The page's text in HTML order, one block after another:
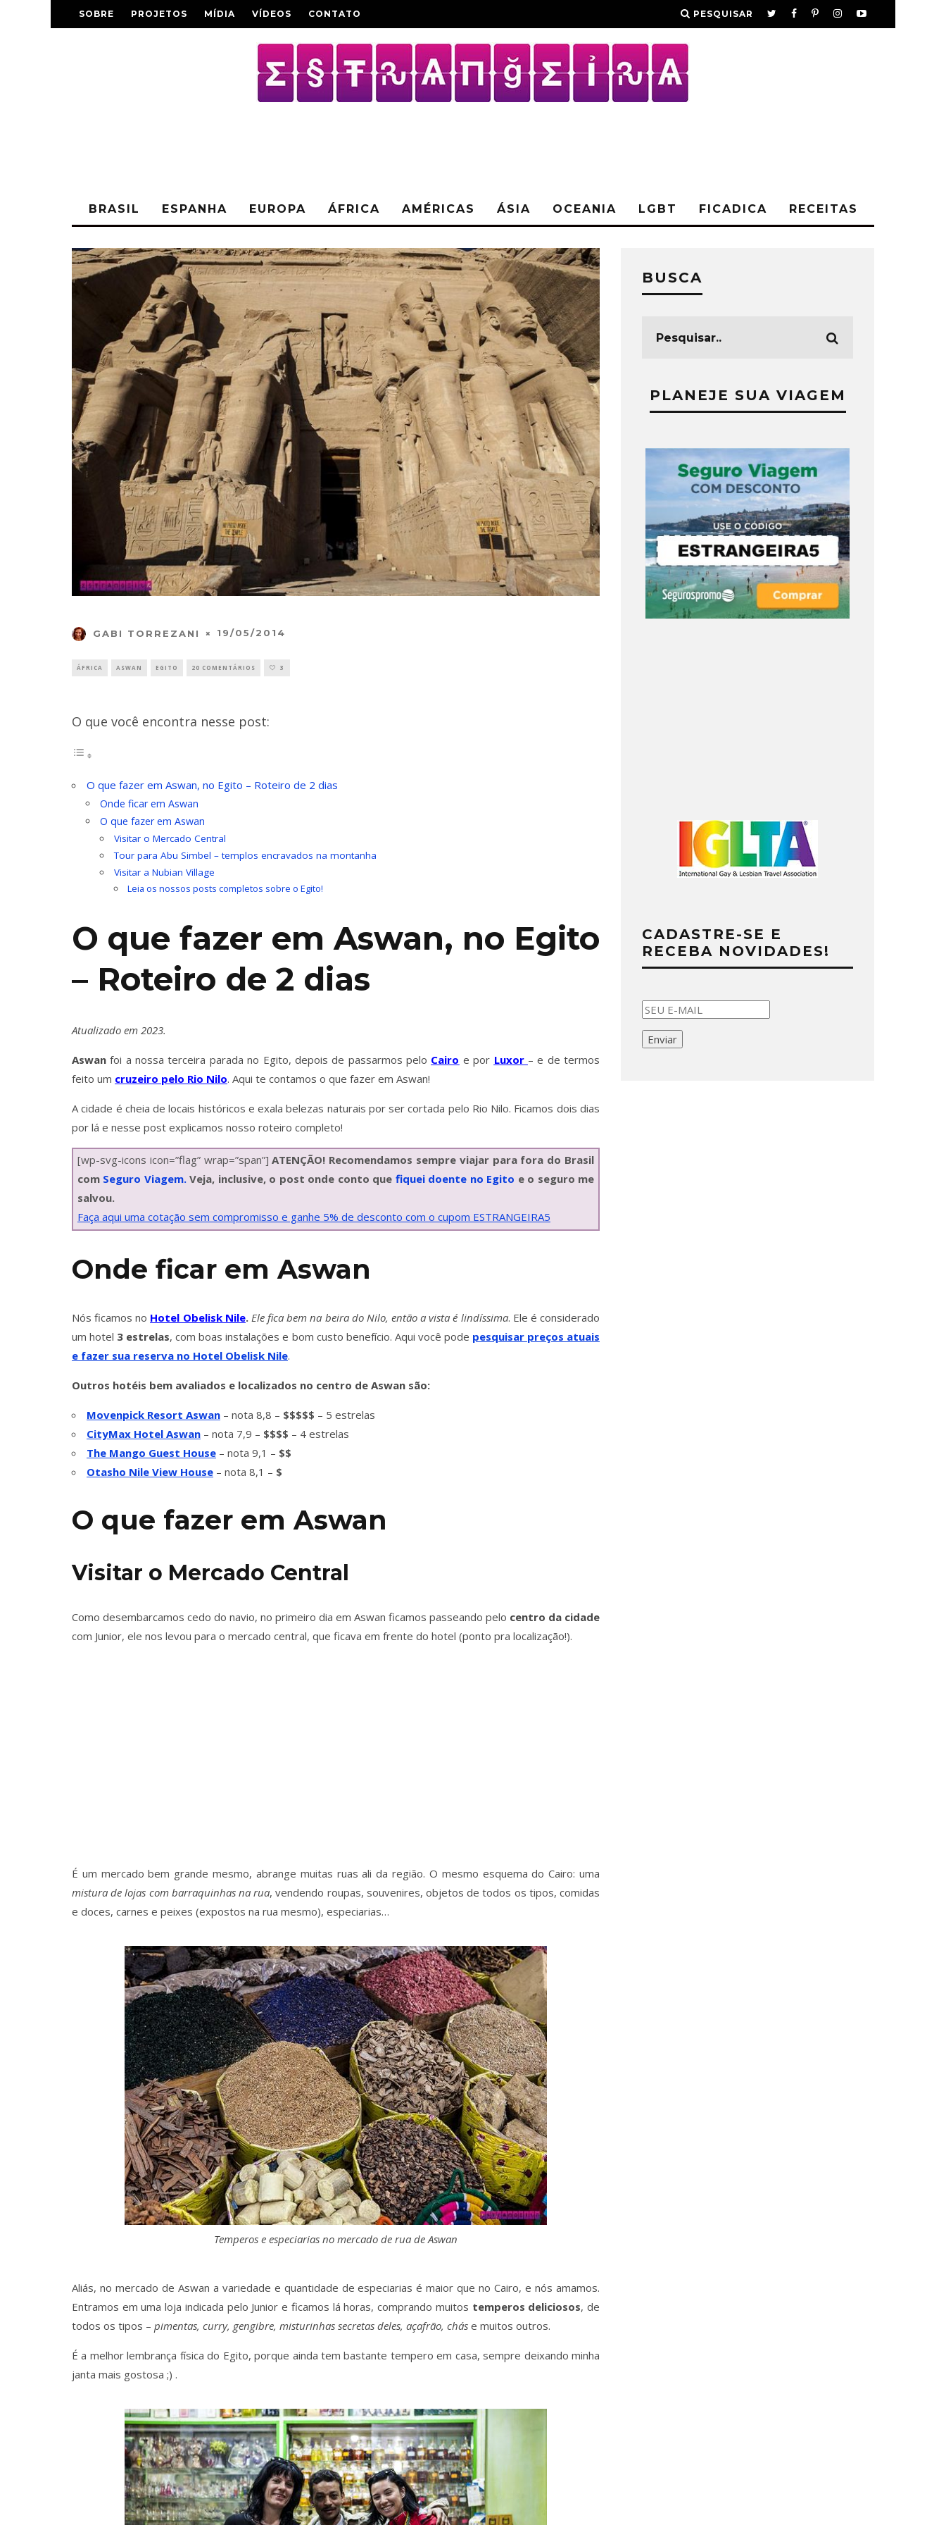
SOBRE PROJETOS MÍDIA VÍDEOS CONTATO PESQUISAR
BRASIL ESPANHA EUROPA ÁFRICA AMÉRICAS ÁSIA OCEANIA LGBT FICADICA RECEITAS
GABI TORREZANI 19/05/2014
ÁFRICA ASWAN EGITO 20 COMENTÁRIOS 3
O que você encontra nesse post:
O que fazer em Aswan, no Egito – Roteiro de 2 dias
Onde ficar em Aswan
O que fazer em Aswan
Visitar o Mercado Central
Tour para Abu Simbel – templos encravados na montanha
Visitar a Nubian Village
Leia os nossos posts completos sobre o Egito!
O que fazer em Aswan, no Egito
– Roteiro de 2 dias
Atualizado em 2023.
Aswan foi a nossa terceira parada no Egito, depois de passarmos pelo Cairo e por Luxor – e de termos
feito um cruzeiro pelo Rio Nilo. Aqui te contamos o que fazer em Aswan!
A cidade é cheia de locais históricos e exala belezas naturais por ser cortada pelo Rio Nilo. Ficamos dois dias
por lá e nesse post explicamos nosso roteiro completo!
[wp-svg-icons icon=”flag” wrap=”span”]ATENÇÃO! Recomendamos sempre viajar para fora do Brasil
com Seguro Viagem.Veja, inclusive, o post onde conto que fiquei doente no Egito e o seguro me
salvou.
Faça aqui uma cotação sem compromisso e ganhe 5% de desconto com o cupom ESTRANGEIRA5
Onde ficar em Aswan
Nós ficamos no Hotel Obelisk Nile. Ele fica bem na beira do Nilo, então a vista é lindíssima. Ele é considerado
um hotel 3 estrelas, com boas instalações e bom custo benefício. Aqui você pode pesquisar preços atuais
e fazer sua reserva no Hotel Obelisk Nile.
Outros hotéis bem avaliados e localizados no centro de Aswan são:
Movenpick Resort Aswan – nota 8,8 – $$$$$ – 5 estrelas
CityMax Hotel Aswan – nota 7,9 – $$$$ – 4 estrelas
The Mango Guest House – nota 9,1 – $$
Otasho Nile View House – nota 8,1 – $
O que fazer em Aswan
Visitar o Mercado Central
Como desembarcamos cedo do navio, no primeiro dia em Aswan ficamos passeando pelo centro da cidade
com Junior, ele nos levou para o mercado central, que ficava em frente do hotel (ponto pra localização!).
É um mercado bem grande mesmo, abrange muitas ruas ali da região. O mesmo esquema do Cairo: uma
mistura de lojas com barraquinhas na rua, vendendo roupas, souvenires, objetos de todos os tipos, comidas
e doces, carnes e peixes (expostos na rua mesmo), especiarias…
Temperos e especiarias no mercado de rua de Aswan
Aliás, no mercado de Aswan a variedade e quantidade de especiarias é maior que no Cairo, e nós amamos.
Entramos em uma loja indicada pelo Junior e ficamos lá horas, comprando muitos temperos deliciosos, de
todos os tipos – pimentas, curry, gengibre, misturinhas secretas deles, açafrão, chás e muitos outros.
É a melhor lembrança física do Egito, porque ainda tem bastante tempero em casa, sempre deixando minha
janta mais gostosa ;) .
BUSCA
PLANEJE SUA VIAGEM
CADASTRE-SE E
RECEBA NOVIDADES!